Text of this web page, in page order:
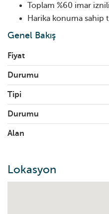
Toplam %60 imar iznili
Harika konuma sahip
Genel Bakış
Fiyat
Durumu
Tipi
Durumu
Alan
Lokasyon